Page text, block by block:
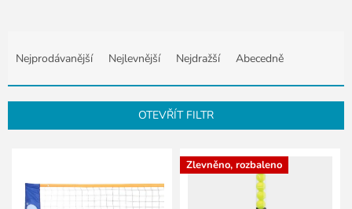
e
n
í
Nejprodávanější Nejlevnější Nejdražší Abecedně
OTEVŘÍT FILTR
Zlevněno, rozbaleno